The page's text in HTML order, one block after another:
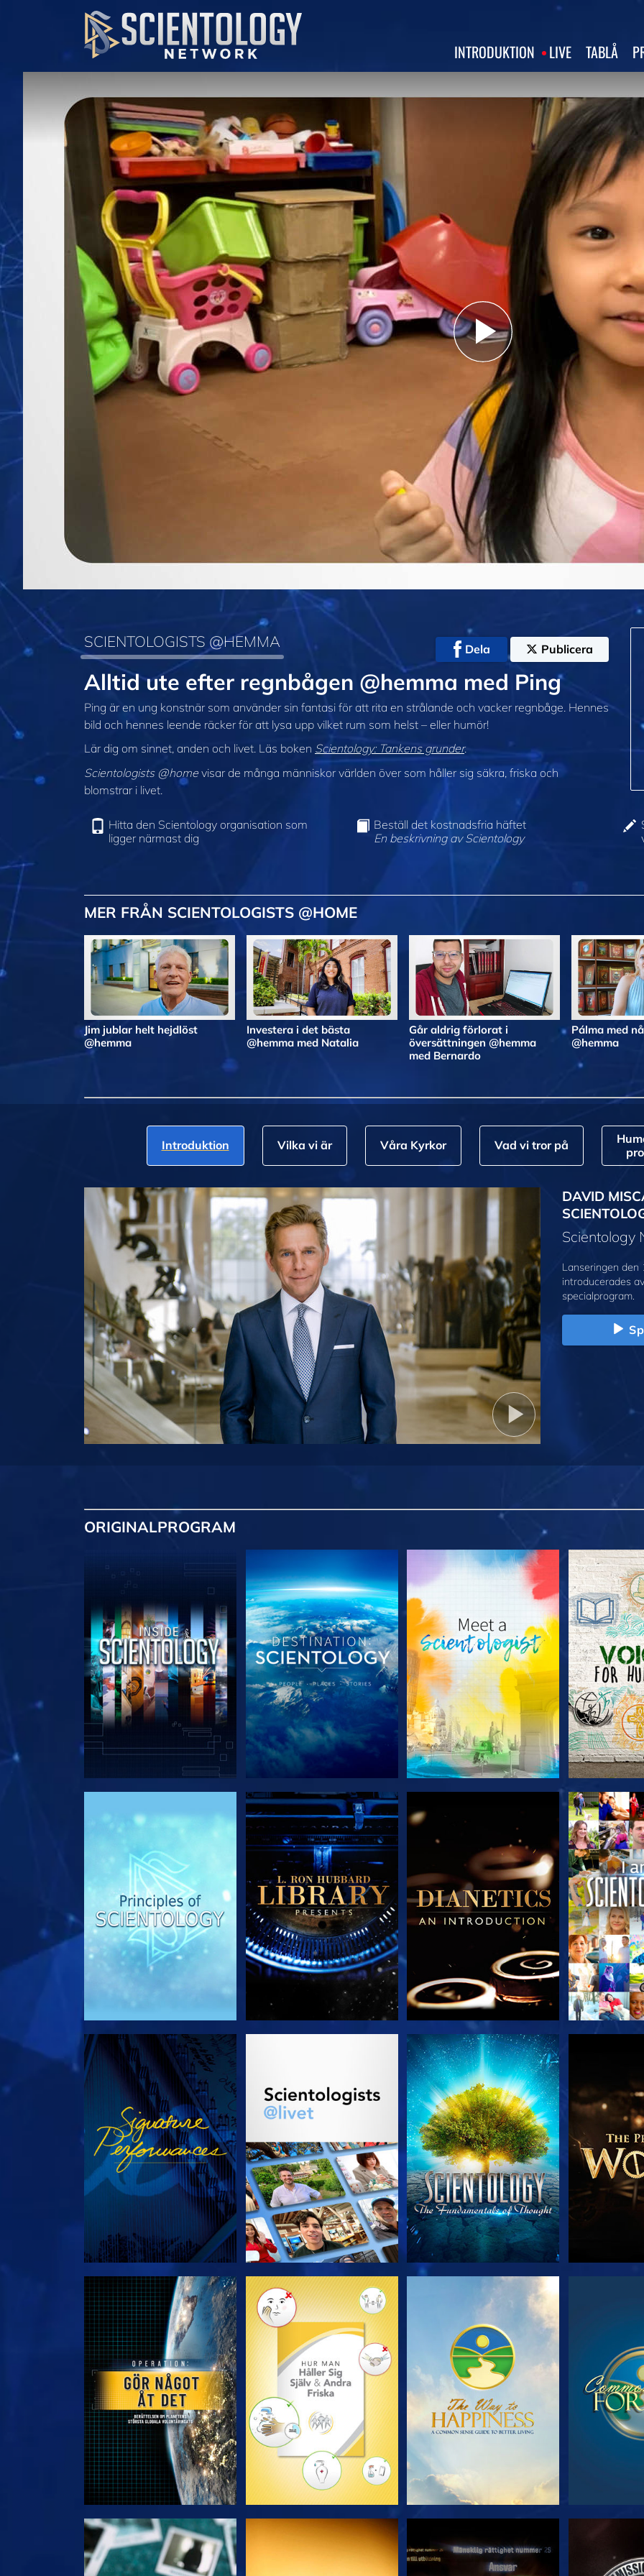
INTRODUKTION LIVE TABLÅ
Play
Video
SCIENTOLOGISTS @HEMMA Dela Publicera
Alltid ute efter regnbågen @hemma med Ping
Ping är en ung konstnär som använder sin fantasi för att rita en strålande och vacker regnbåge. Hennes
bild och hennes leende räcker för att lysa upp vilket rum som helst – eller humör!
Lär dig om sinnet, anden och livet. Läs boken Scientology: Tankens grunder.
Scientologists @homevisar de många människor världen över som håller sig säkra, friska och
blomstrar i livet.
Hitta den Scientology organisation som
ligger närmast dig
Beställ det kostnadsfria häftet
En beskrivning av Scientology
MER FRÅN SCIENTOLOGISTS @HOME
Jim jublar helt hejdlöst
@hemma
Investera i det bästa
@hemma med Natalia
Går aldrig förlorat i
översättningen @hemma
med Bernardo
Pálma med
@hemma
Introduktion Vilka vi är Våra Kyrkor Vad vi tror på
DAVID
Scientology
Lanseringen
introducerades
specialprogram.
ORIGINALPROGRAM
UTFORSKA SERIEN UTFORSKA SERIEN UTFORSKA SERIEN
TITTA TITTA
UTFORSKA SERIEN UTFORSKA SERIEN
TITTA TITTA